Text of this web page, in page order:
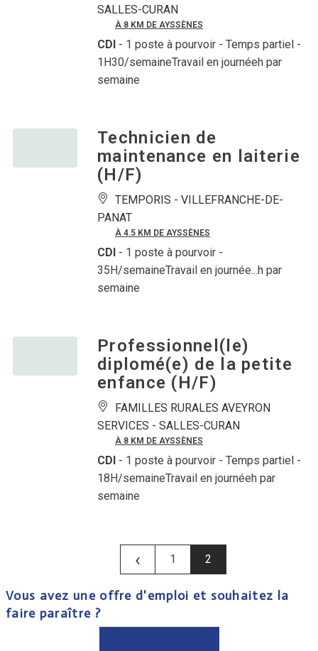
SALLES-CURAN
À 8 KM DE AYSSÈNES
CDI - 1 poste à pourvoir - Temps partiel -
1H30/semaineTravail en journéeh par
semaine
Technicien de
maintenance en laiterie
(H/F)
TEMPORIS - VILLEFRANCHE-DE-
PANAT
À 4.5 KM DE AYSSÈNES
CDI - 1 poste à pourvoir -
35H/semaineTravail en journée...h par
semaine
Professionnel(le)
diplomé(e) de la petite
enfance (H/F)
FAMILLES RURALES AVEYRON
SERVICES - SALLES-CURAN
À 8 KM DE AYSSÈNES
CDI - 1 poste à pourvoir - Temps partiel -
18H/semaineTravail en journéeh par
semaine
‹ 1 2
Vous avez une offre d'emploi et souhaitez la
faire paraître ?